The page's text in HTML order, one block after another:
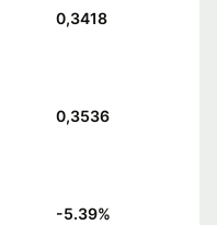
0,3418
0,3536
-5.39%